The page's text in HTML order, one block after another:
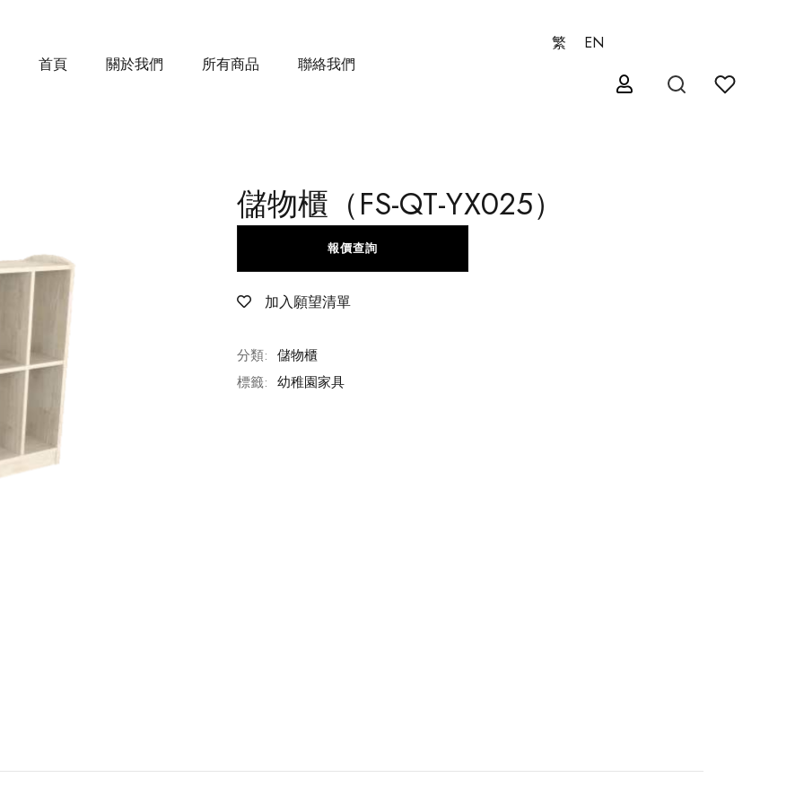
首頁 關於我們 所有商品 聯絡我們
繁 EN
儲物櫃（FS-QT-YX025）
加入願望清單
報價查詢
分類: 儲物櫃
標籤: 幼稚園家具